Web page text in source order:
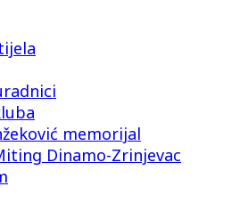
memorijal
Dinamo-Zrinjevac